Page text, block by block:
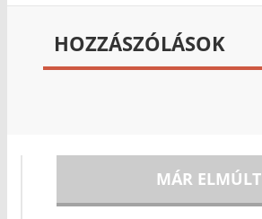
HOZZÁSZÓLÁSOK
MÁR ELMÚLT